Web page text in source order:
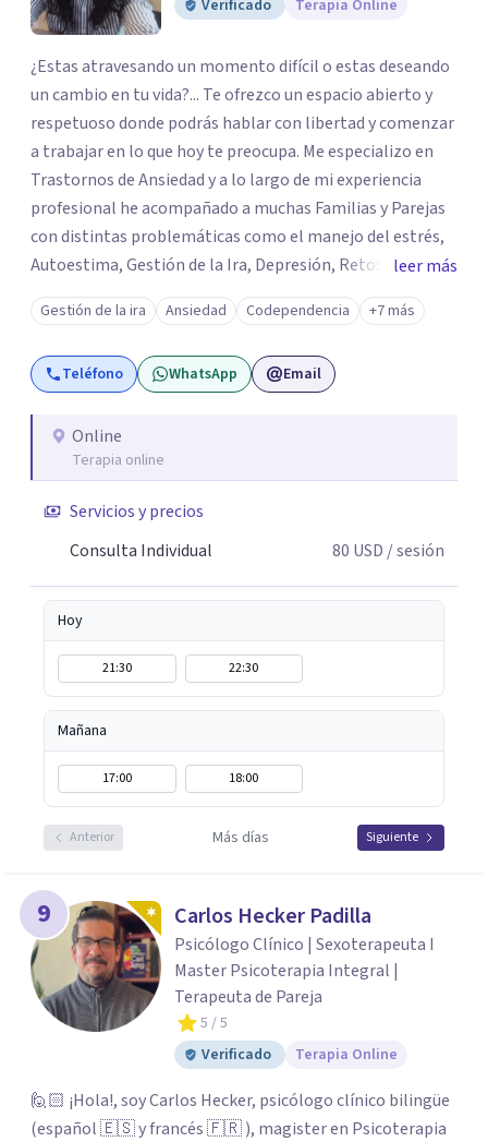
Verificado Terapia Online
¿Estas atravesando un momento difícil o estas deseando
un cambio en tu vida?... Te ofrezco un espacio abierto y
respetuoso donde podrás hablar con libertad y comenzar
a trabajar en lo que hoy te preocupa. Me especializo en
Trastornos de Ansiedad y a lo largo de mi experiencia
profesional he acompañado a muchas Familias y Parejas
con distintas problemáticas como el manejo del estrés,
Autoestima, Gestión de la Ira, Depresión, Retos en la
Crianza, Codependencia, Celos, entre otros. Cuento con
más de 12 años de experiencia en el área de la Salud
mental y he trabajado en distintos contextos clínicos con
niños, Adolescentes y Adultos
leer más
Gestión de la ira Ansiedad Codependencia +7 más
Teléfono WhatsApp Email
Online
Terapia online
Servicios y precios
Consulta Individual
80 USD / sesión
Hoy
21:30 22:30
Mañana
17:00 18:00
Anterior Más días Siguiente
9 Carlos Hecker Padilla
Psicólogo Clínico | Sexoterapeuta I
Master Psicoterapia Integral |
Terapeuta de Pareja
5 / 5
Verificado
Terapia Online
🙋🏻 ¡Hola!, soy Carlos Hecker, psicólogo clínico bilingüe
(español 🇪🇸 y francés 🇫🇷 ), magister en Psicoterapia